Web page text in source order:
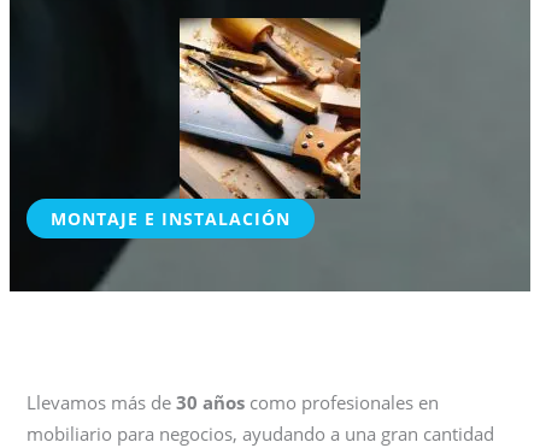
MONTAJE E INSTALACIÓN
Llevamos más de30 años como profesionales en
mobiliario para negocios, ayudando a una gran cantidad